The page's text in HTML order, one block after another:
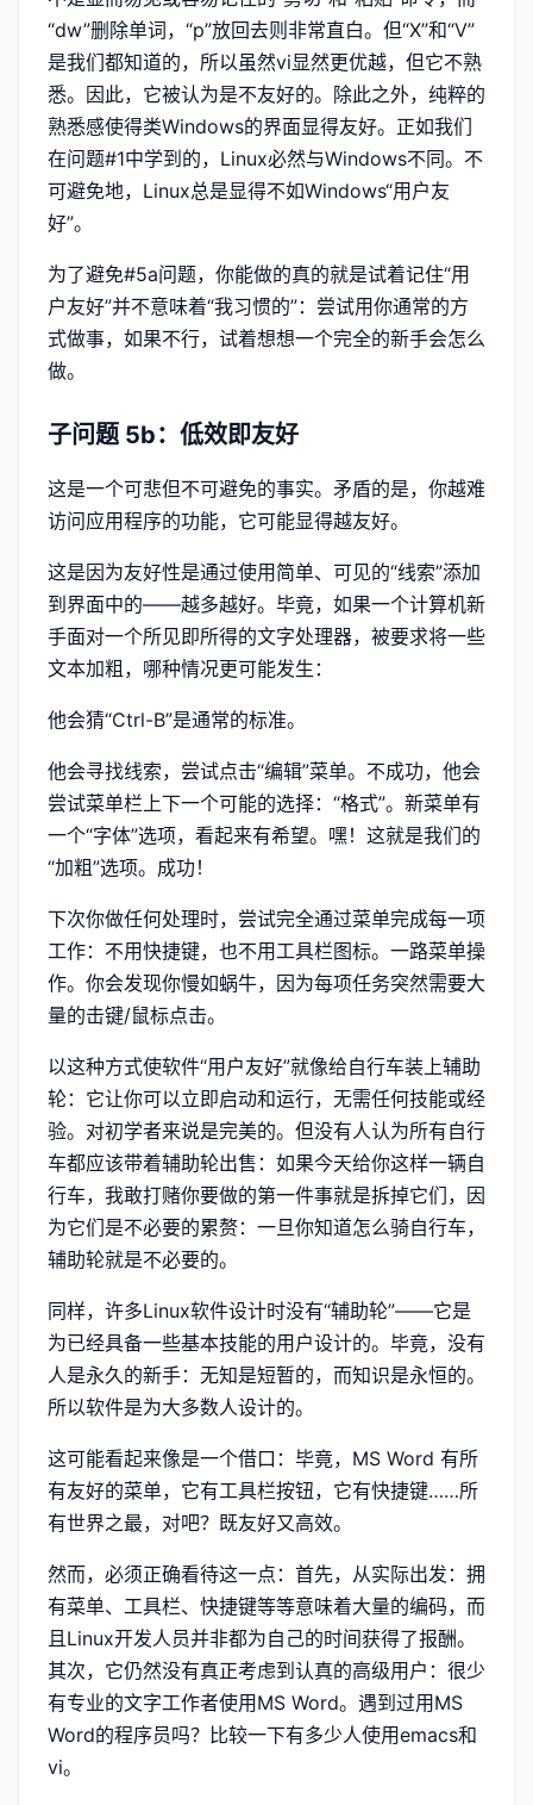
“dw”删除单词，“p”放回去则非常直白。但“X”和“V”
是我们都知道的，所以虽然vi显然更优越，但它不熟
悉。因此，它被认为是不友好的。除此之外，纯粹的
熟悉感使得类Windows的界面显得友好。正如我们
在问题#1中学到的，Linux必然与Windows不同。不
可避免地，Linux总是显得不如Windows“用户友
好”。
为了避免#5a问题，你能做的真的就是试着记住“用
户友好”并不意味着“我习惯的”：尝试用你通常的方
式做事，如果不行，试着想想一个完全的新手会怎么
做。
子问题 5b：低效即友好
这是一个可悲但不可避免的事实。矛盾的是，你越难
访问应用程序的功能，它可能显得越友好。
这是因为友好性是通过使用简单、可见的“线索”添加
到界面中的——越多越好。毕竟，如果一个计算机新
手面对一个所见即所得的文字处理器，被要求将一些
文本加粗，哪种情况更可能发生：
他会猜“Ctrl-B”是通常的标准。
他会寻找线索，尝试点击“编辑”菜单。不成功，他会
尝试菜单栏上下一个可能的选择：“格式”。新菜单有
一个“字体”选项，看起来有希望。嘿！这就是我们的
“加粗”选项。成功！
下次你做任何处理时，尝试完全通过菜单完成每一项
工作：不用快捷键，也不用工具栏图标。一路菜单操
作。你会发现你慢如蜗牛，因为每项任务突然需要大
量的击键/鼠标点击。
以这种方式使软件“用户友好”就像给自行车装上辅助
轮：它让你可以立即启动和运行，无需任何技能或经
验。对初学者来说是完美的。但没有人认为所有自行
车都应该带着辅助轮出售：如果今天给你这样一辆自
行车，我敢打赌你要做的第一件事就是拆掉它们，因
为它们是不必要的累赘：一旦你知道怎么骑自行车，
辅助轮就是不必要的。
同样，许多Linux软件设计时没有“辅助轮”——它是
为已经具备一些基本技能的用户设计的。毕竟，没有
人是永久的新手：无知是短暂的，而知识是永恒的。
所以软件是为大多数人设计的。
这可能看起来像是一个借口：毕竟，MS Word 有所
有友好的菜单，它有工具栏按钮，它有快捷键……所
有世界之最，对吧？既友好又高效。
然而，必须正确看待这一点：首先，从实际出发：拥
有菜单、工具栏、快捷键等等意味着大量的编码，而
且Linux开发人员并非都为自己的时间获得了报酬。
其次，它仍然没有真正考虑到认真的高级用户：很少
有专业的文字工作者使用MS Word。遇到过用MS
Word的程序员吗？比较一下有多少人使用emacs和
vi。